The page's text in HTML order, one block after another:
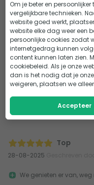
Super
05-05-2023Geschreven
Mooi kleine, makkelijke en
Super handig; klein
Hij is alleen een beetje
mooi klein is
Top
28-08-2025
We genieten er van,
Om je beter en
vergelijkbare technieken.
website goed werkt,
website elke dag weer een
persoonlijke cookies zodat
internetgedrag kunnen
content kunnen laten zien.
cookiebeleid. Als je onze
dan is het nodig dat je
weigeren, plaatsen we
Accepteer